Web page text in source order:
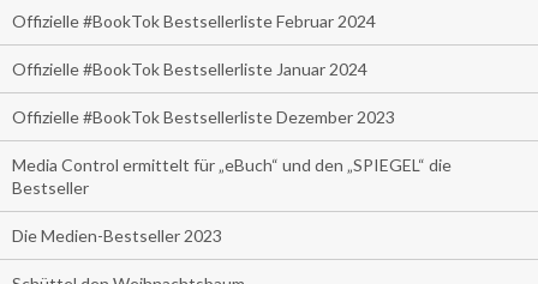
Offizielle #BookTok Bestsellerliste Februar 2024
Offizielle #BookTok Bestsellerliste Januar 2024
Offizielle #BookTok Bestsellerliste Dezember 2023
Media Control ermittelt für „eBuch“ und den „SPIEGEL“ die
Bestseller
Die Medien-Bestseller 2023